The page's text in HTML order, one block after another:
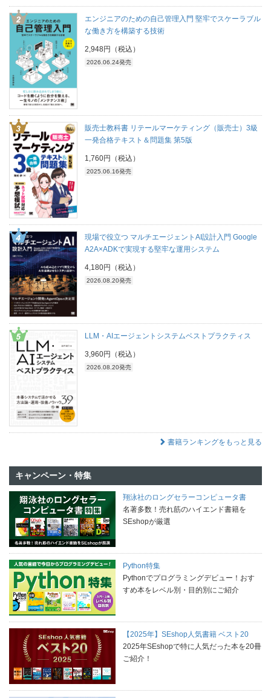
エンジニアのための自己管理入門 堅牢でスケーラブル
な働き方を構築する技術
2,948円（税込）
2026.06.24発売
販売士教科書 リテールマーケティング（販売士）3級
一発合格テキスト＆問題集 第5版
1,760円（税込）
2025.06.16発売
現場で役立つ マルチエージェントAI設計入門 Google
A2A×ADKで実現する堅牢な運用システム
4,180円（税込）
2026.08.20発売
LLM・AIエージェントシステムベストプラクティス
3,960円（税込）
2026.08.20発売
書籍ランキングをもっと見る
キャンペーン・特集
翔泳社のロングセラーコンピュータ書
名著多数！売れ筋のハイエンド書籍を
SEshopが厳選
Python特集
Pythonでプログラミングデビュー！おす
すめ本をレベル別・目的別にご紹介
【2025年】SEshop人気書籍 ベスト20
2025年SEshopで特に人気だった本を20冊
ご紹介！